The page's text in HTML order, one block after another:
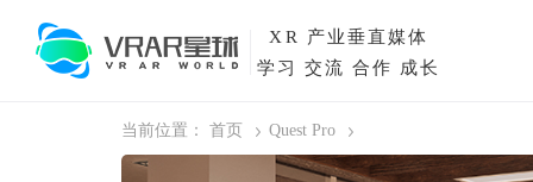
XR
产业垂直媒体
学习 交流 合作 成长
当前位置： 首页 Quest Pro